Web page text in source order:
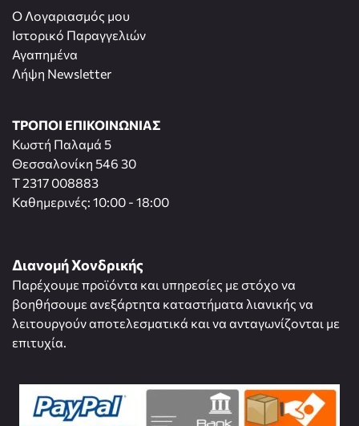
O Λογαριασμός μου
Ιστορικό Παραγγελιών
Αγαπημένα
Λήψη Newsletter
ΤΡΟΠΟΙ ΕΠΙΚΟΙΝΩΝΙΑΣ
Κωστή Παλαμά 5
Θεσσαλονίκη 546 30
T 2317 008883
Καθημερινές: 10:00 - 18:00
Διανομή Χονδρικής
Παρέχουμε προϊόντα και υπηρεσίες με στόχο να
βοηθήσουμε ανεξάρτητα καταστήματα λιανικής να
λειτουργούν αποτελεσματικά και να ανταγωνίζονται με
επιτυχία.